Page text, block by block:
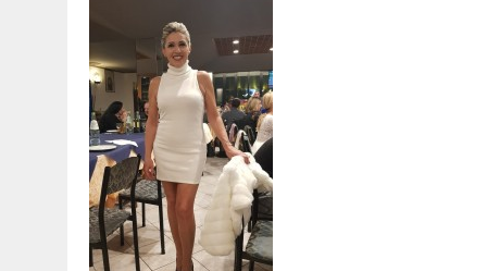
11 DICEMBRE 2025
| LA GUIDA FLOS OLEI INCORONA I “MAGNIFICI 7”
11 DICEMBRE 2025 | DANTE ALIGHIERI E L’USO DI PAPAVERINA: ECCO
10 DICEMBRE 2025 | MONTESCUDO, AL TEATRO ROSASPINA PRIMA
6 DICEMBRE 2025 | CATTOLICA, I FRATELLI RAUCCI CONFERMANO LA
1 AGOSTO 2026
A CATTOLICA APRE “RAVEN”: IL PRIMO “DRINK